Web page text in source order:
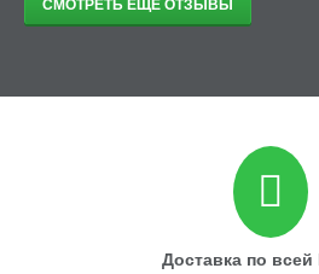
СМОТРЕТЬ ЕЩЁ ОТЗЫВЫ
Доставка по всей